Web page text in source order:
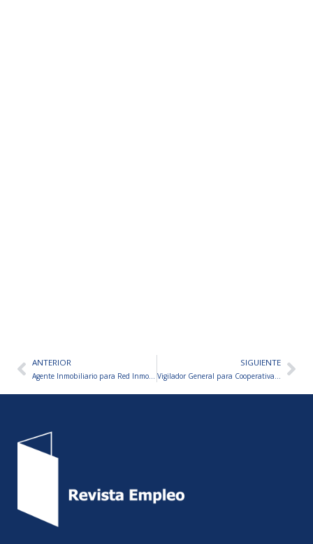
AntANTERIOR
Agente Inmobiliario para Red Inmobiliaria
SIGUIENTE
Vigilador General para Cooperativa de Seguridad «LINCE» – ENTREVISTAS LUNES 20/04